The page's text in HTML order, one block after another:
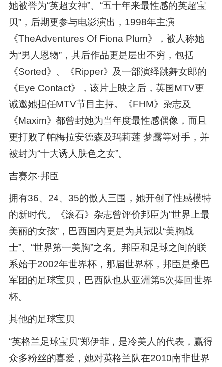
她被誉为“英超女神”、“五十年来最性感的英超宝
贝”，后期更参与电影演出，1998年主演
《TheAdventures Of Fiona Plum》，被人称她
为“男人恩物”，其后作品更是层出不穷，包括
《Sorted》、《Ripper》及一部演绎跳舞女郎的
《Eye Contact》，该片上映之后，英国MTV更
诚邀她担任MTV节目主持。《FHM》杂志及
《Maxim》都曾封她为当年度最性感偶像，而且
更打败了帕梅拉安德森及玛莉莲 梦露等对手，并
被封为“十大诱人肤色之女”。
吉赛尔·邦臣
拥有36、24、35的傲人三围，她开创了性感模特
的新时代。《滚石》杂志曾评价邦臣为“世界上最
美丽的女孩”，巴西国内更是为其冠以“美胸战
士”、“世界第一美胸”之名。邦臣和足球之间的联
系始于2002年世界杯，那届世界杯，邦臣是桑巴
军团的足球宝贝，巴西队也从亚洲第5次捧回世界
杯。
其他的足球宝贝
“英格兰足球宝贝”郑伊菲，是冷美人的代表，赢得
众多粉丝的喜爱，她对英格兰队在2010南非世界